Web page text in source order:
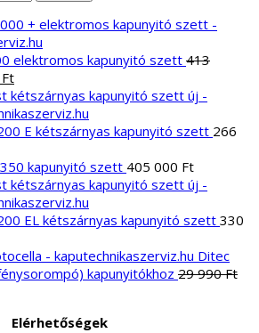
elektromos kapunyitó szett 413
FtCurrent
price
is:
334E kétszárnyas kapunyitó szett 266
kapunyitó szett 405 000 Ft
EL kétszárnyas kapunyitó szett 330
Ditec
kapunyitókhoz 29 990Ft
Elérhetőségek